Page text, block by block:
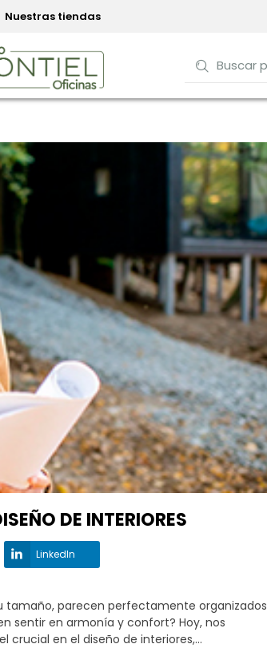
Nuestras tiendas
DE INTERIORES
LinkedIn
tamaño, parecen perfectamente organizados
sentir en armonía y confort? Hoy, nos
crucial en el diseño de interiores,